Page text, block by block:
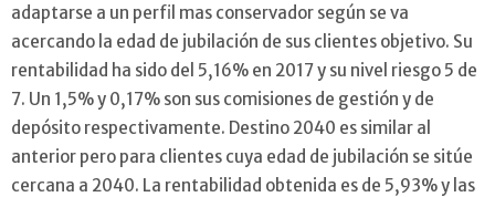
adaptarse a un perfil mas conservador según se va
acercando la edad de jubilación de sus clientes objetivo. Su
rentabilidad ha sido del 5,16% en 2017 y su nivel riesgo 5 de
7. Un 1,5% y 0,17% son sus comisiones de gestión y de
depósito respectivamente. Destino 2040 es similar al
anterior pero para clientes cuya edad de jubilación se sitúe
cercana a 2040. La rentabilidad obtenida es de 5,93% y las